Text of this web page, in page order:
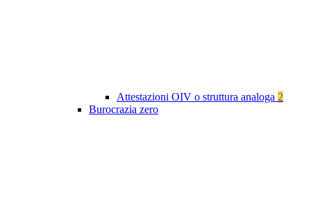
Attestazioni OIV o struttura analoga 2
Burocrazia zero